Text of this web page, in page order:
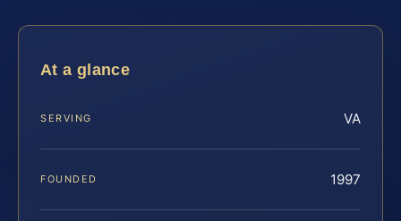
At a glance
SERVING VA
FOUNDED 1997